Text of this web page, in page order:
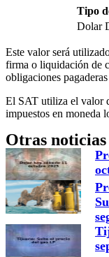
Tipo
Dolar
Este valor será
firma o liquidación de
obligaciones
El SAT utiliza el valor
impuestos en moneda
Otras noticias